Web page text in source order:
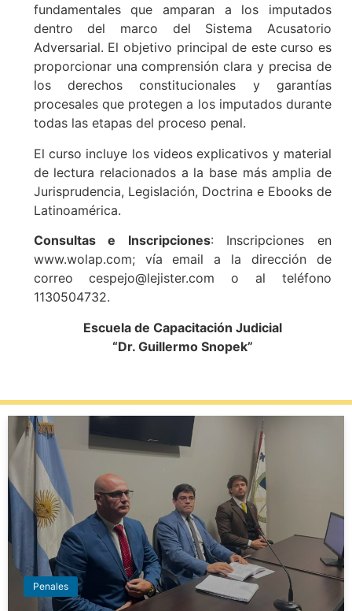
fundamentales que amparan a los imputados
dentro del marco del Sistema Acusatorio
Adversarial. El objetivo principal de este curso es
proporcionar una comprensión clara y precisa de
los derechos constitucionales y garantías
procesales que protegen a los imputados durante
todas las etapas del proceso penal.
El curso incluye los videos explicativos y material
de lectura relacionados a la base más amplia de
Jurisprudencia, Legislación, Doctrina e Ebooks de
Latinoamérica.
Consultas e Inscripciones: Inscripciones en
www.wolap.com; vía email a la dirección de
correo cespejo@lejister.com o al teléfono
1130504732.
Escuela de Capacitación Judicial
“Dr. Guillermo Snopek”
Penales